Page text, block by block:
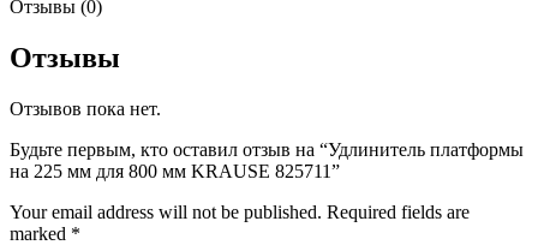
Отзывы (0)
Отзывы
Отзывов пока нет.
Будьте первым, кто оставил отзыв на “Удлинитель платформы
на 225 мм для 800 мм KRAUSE 825711”
Your email address will not be published. Required fields are
marked *